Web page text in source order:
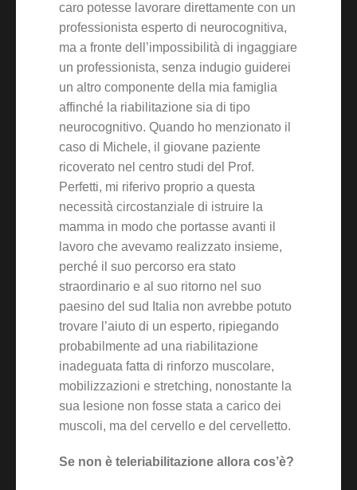
caro potesse lavorare direttamente con un
professionista esperto di neurocognitiva,
ma a fronte dell’impossibilità di ingaggiare
un professionista, senza indugio guiderei
un altro componente della mia famiglia
affinché la riabilitazione sia di tipo
neurocognitivo. Quando ho menzionato il
caso di Michele, il giovane paziente
ricoverato nel centro studi del Prof.
Perfetti, mi riferivo proprio a questa
necessità circostanziale di istruire la
mamma in modo che portasse avanti il
lavoro che avevamo realizzato insieme,
perché il suo percorso era stato
straordinario e al suo ritorno nel suo
paesino del sud Italia non avrebbe potuto
trovare l’aiuto di un esperto, ripiegando
probabilmente ad una riabilitazione
inadeguata fatta di rinforzo muscolare,
mobilizzazioni e stretching, nonostante la
sua lesione non fosse stata a carico dei
muscoli, ma del cervello e del cervelletto.
Se non è teleriabilitazione allora cos’è?